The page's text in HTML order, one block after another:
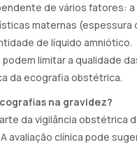
de vários fatores:
maternas (espessura
de líquido amniótico.
limitar a qualidade
da ecografia obstétrica.
na gravidez?
da vigilância obstétrica
avaliação clínica pode